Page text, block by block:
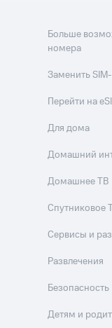
Больше
номера
Заменить
Перейти на
Для дома
Домашний
Домашнее ТВ
Спутниковое
Сервисы и
Развлечения
Безопасность
Детям и